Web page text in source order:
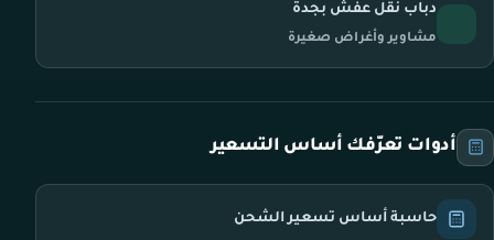
دباب نقل عفش بجدة
مشاوير وأغراض صغيرة
أدوات تعرّفك أساس التسعير
حاسبة أساس تسعير الشحن